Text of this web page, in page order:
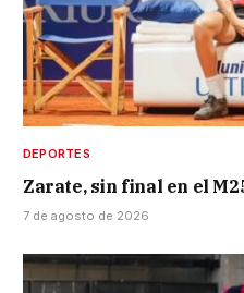
DEPORTES
Zarate, sin final en el
7 de agosto de 2026